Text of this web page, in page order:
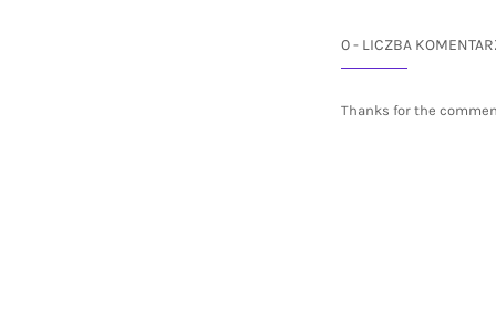
0 - LICZBA
Thanks for the